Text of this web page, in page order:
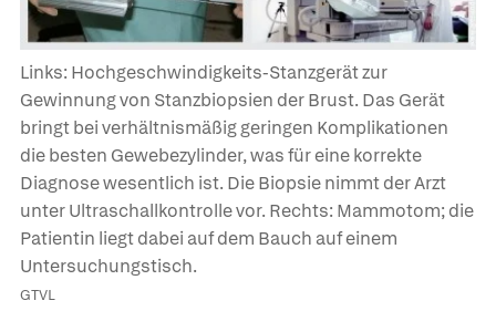
Links: Hochgeschwindigkeits-Stanzgerät zur
Gewinnung von Stanzbiopsien der Brust. Das Gerät
bringt bei verhältnismäßig geringen Komplikationen
die besten Gewebezylinder, was für eine korrekte
Diagnose wesentlich ist. Die Biopsie nimmt der Arzt
unter Ultraschallkontrolle vor. Rechts: Mammotom; die
Patientin liegt dabei auf dem Bauch auf einem
Untersuchungstisch.
GTVL